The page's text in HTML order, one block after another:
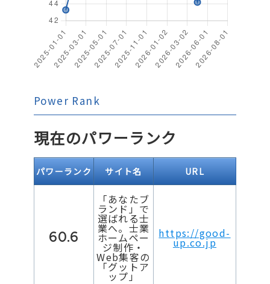
Power Rank
現在のパワーランク
パワーランク サイト名 URL
60.6
「あなたブ
ランド」で
選ばれる士
業へ。士業
ホームペー
ジ制作・
Web集客の
「グットア
ップ」
https://good-
up.co.jp